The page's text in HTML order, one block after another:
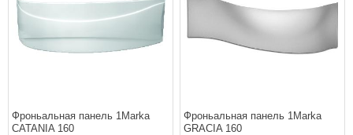
Фроньальная панель 1Marka
CATANIA 160
Фроньальная панель 1Marka
GRACIA 160